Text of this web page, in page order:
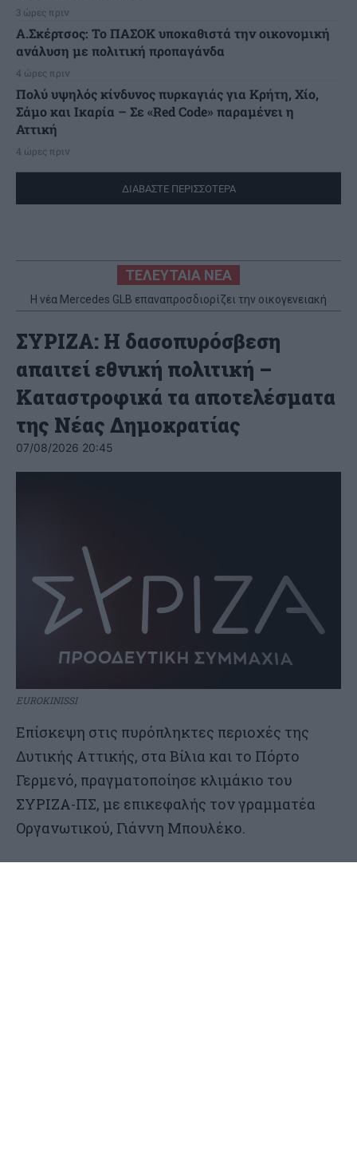
3 ώρες πριν
Α.Σκέρτσος: Το ΠΑΣΟΚ υποκαθιστά την οικονομική
ανάλυση με πολιτική προπαγάνδα
4 ώρες πριν
Πολύ υψηλός κίνδυνος πυρκαγιάς για Κρήτη, Χίο,
Σάμο και Ικαρία – Σε «Red Code» παραμένει η
Αττική
4 ώρες πριν
ΔΙΑΒΑΣΤΕ ΠΕΡΙΣΣΟΤΕΡΑ